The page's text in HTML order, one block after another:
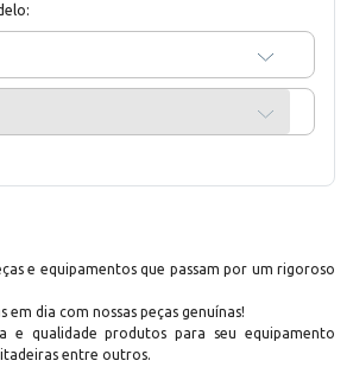
e equipamentos que passam por um rigoroso
em dia com nossas peças genuínas!
e qualidade produtos para seu equipamento
entre outros.